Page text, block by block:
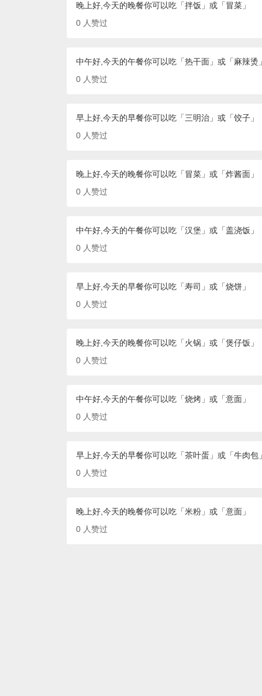
晚上好,今天的晚餐你可以吃「拌饭」或「冒菜」
0 人赞过
中午好,今天的午餐你可以吃「热干面」或「麻辣烫
0 人赞过
早上好,今天的早餐你可以吃「三明治」或「饺子」
0 人赞过
晚上好,今天的晚餐你可以吃「冒菜」或「炸酱面」
0 人赞过
中午好,今天的午餐你可以吃「汉堡」或「盖浇饭」
0 人赞过
早上好,今天的早餐你可以吃「寿司」或「烧饼」
0 人赞过
晚上好,今天的晚餐你可以吃「火锅」或「煲仔饭」
0 人赞过
中午好,今天的午餐你可以吃「烧烤」或「意面」
0 人赞过
早上好,今天的早餐你可以吃「茶叶蛋」或「牛肉包
0 人赞过
晚上好,今天的晚餐你可以吃「米粉」或「意面」
0 人赞过